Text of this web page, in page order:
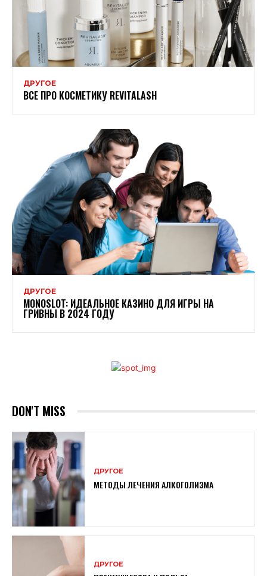
ДРУГОЕ
ВСЕ ПРО КОСМЕТИКУ REVITALASH
ДРУГОЕ
MONOSLOT: ИДЕАЛЬНОЕ КАЗИНО ДЛЯ ИГРЫ НА
ГРИВНЫ В 2024 ГОДУ
DON'T MISS
ДРУГОЕ
МЕТОДЫ ЛЕЧЕНИЯ АЛКОГОЛИЗМА
ДРУГОЕ